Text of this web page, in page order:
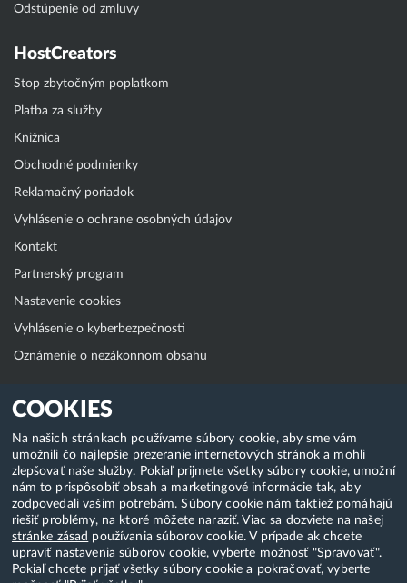
COOKIES
Na našich stránkach používame súbory cookie, aby sme vám
umožnili čo najlepšie prezeranie internetových stránok a mohli
zlepšovať naše služby. Pokiaľ prijmete všetky súbory cookie, umožní
nám to prispôsobiť obsah a marketingové informácie tak, aby
zodpovedali vašim potrebám. Súbory cookie nám taktiež pomáhajú
riešiť problémy, na ktoré môžete naraziť. Viac sa dozviete na našej
stránke zásad používania súborov cookie. V prípade ak chcete
upraviť nastavenia súborov cookie, vyberte možnosť "Spravovať".
Pokiaľ chcete prijať všetky súbory cookie a pokračovať, vyberte
Odstúpenie od zmluvy
HostCreators
Stop zbytočným poplatkom
Platba za služby
Knižnica
Obchodné podmienky
Reklamačný poriadok
Vyhlásenie o ochrane osobných údajov
Kontakt
Partnerský program
Nastavenie cookies
Vyhlásenie o kyberbezpečnosti
Oznámenie o nezákonnom obsahu
Klientská zóna
WebAdmin
WebMail
Zmena hesla (E-mail, FTP, SSH)
Webhosting
Domény